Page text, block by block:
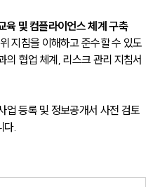
육 및 컴플라이언스 체계 구축
지침을 이해하고 준수할 수 있도
의 협업 체계, 리스크 관리 지침서
업 등록 및 정보공개서 사전 검토
.